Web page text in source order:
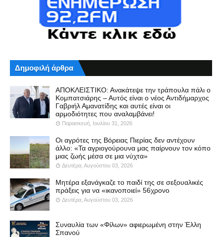
Δημοφιλή άρθρα
ΑΠΟΚΛΕΙΣΤΙΚΟ: Ανακάτεψε την τράπουλα πάλι ο
Κομπατσιάρης – Αυτός είναι ο νέος Αντιδήμαρχος
Γαβριήλ Αμανατίδης και αυτές είναι οι
αρμοδιότητες που αναλαμβάνει!
Παρασκευή, Ιουλίου 31, 2026
Οι αγρότες της Βόρειας Πιερίας δεν αντέχουν
άλλο: «Τα αγριογούρουνα μας παίρνουν τον κόπο
μιας ζωής μέσα σε μια νύχτα»
Δευτέρα, Αυγούστου 03, 2026
Μητέρα εξανάγκαζε το παιδί της σε σεξουαλικές
πράξεις για να «ικανοποιεί» 56χρονο
Δευτέρα, Αυγούστου 03, 2026
Συναυλία των «Φίλων» αφιερωμένη στην Έλλη
Σπανού